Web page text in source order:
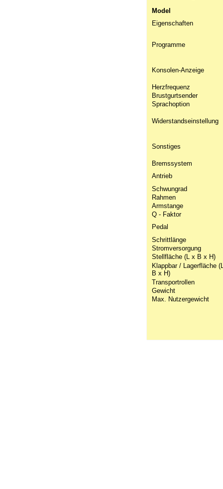
Model
Eigenschaften
Programme
Konsolen-Anzeige
Herzfrequenz
Brustgurtsender
Sprachoption
Widerstandseinstellung
Sonstiges
Bremssystem
Antrieb
Schwungrad
Rahmen
Armstange
Q - Faktor
Pedal
Schrittlänge
Stromversorgung
Stellfläche (L x B x H)
Klappbar / Lagerfläche
B x H)
Transportrollen
Gewicht
Max. Nutzergewicht